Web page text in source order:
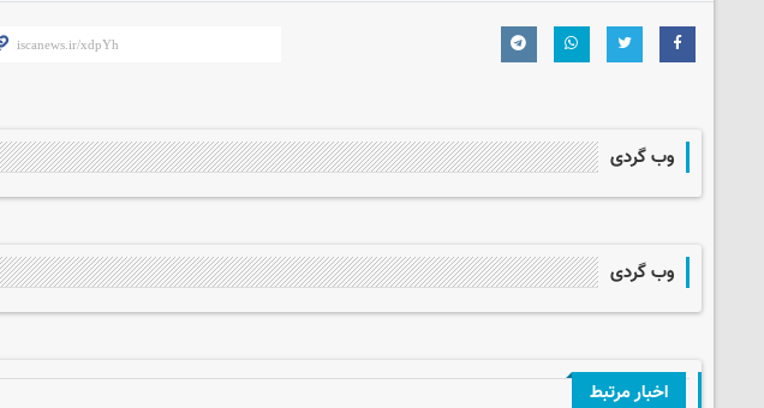
وب گردی
وب گردی
اخبار مرتبط